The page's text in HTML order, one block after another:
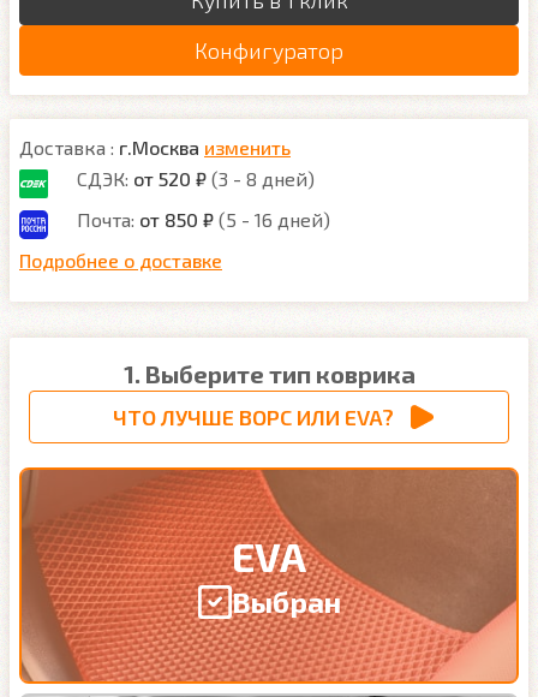
Конфигуратор
Доставка : г.Москва изменить
СДЭК: от 520 ₽ (3 - 8 дней)
Почта: от 850 ₽ (5 - 16 дней)
Подробнее о доставке
1. Выберите тип коврика
ЧТО ЛУЧШЕ ВОРС ИЛИ EVA?
EVA
Выбран